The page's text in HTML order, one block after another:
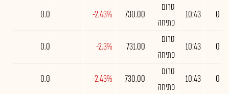
0
10:43
טרום
פתיחה
730.00
-2.43%
0.0
0
10:43
טרום
פתיחה
731.00
-2.3%
0.0
0
10:43
טרום
פתיחה
730.00
-2.43%
0.0